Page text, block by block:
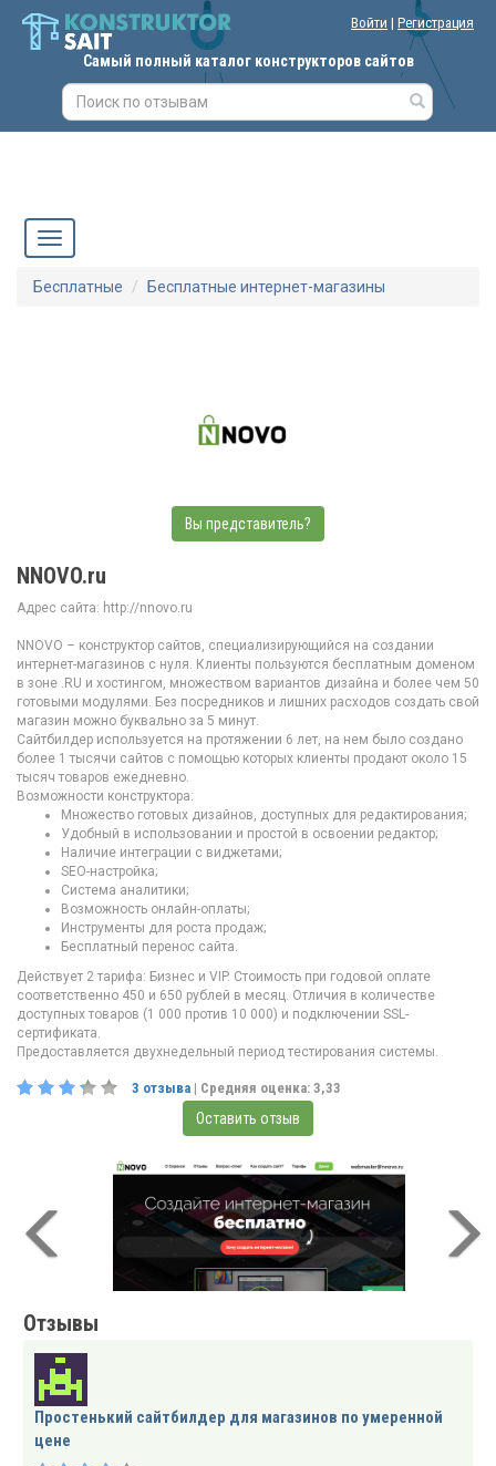
Войти | Регистрация
Самый полный каталог конструкторов сайтов
Бесплатные Бесплатные интернет-магазины
Вы представитель?
NNOVO.ru
Адрес сайта: http://nnovo.ru
NNOVO – конструктор сайтов, специализирующийся на создании
интернет-магазинов с нуля. Клиенты пользуются бесплатным доменом
в зоне .RU и хостингом, множеством вариантов дизайна и более чем 50
готовыми модулями. Без посредников и лишних расходов создать свой
магазин можно буквально за 5 минут.
Сайтбилдер используется на протяжении 6 лет, на нем было создано
более 1 тысячи сайтов с помощью которых клиенты продают около 15
тысяч товаров ежедневно.
Возможности конструктора:
Множество готовых дизайнов, доступных для редактирования;
Удобный в использовании и простой в освоении редактор;
Наличие интеграции с виджетами;
SEO-настройка;
Система аналитики;
Возможность онлайн-оплаты;
Инструменты для роста продаж;
Бесплатный перенос сайта.
Действует 2 тарифа: Бизнес и VIP. Стоимость при годовой оплате
соответственно 450 и 650 рублей в месяц. Отличия в количестве
доступных товаров (1 000 против 10 000) и подключении SSL-
сертификата.
Предоставляется двухнедельный период тестирования системы.
3 отзыва | Средняя оценка: 3,33
Оставить отзыв
Отзывы
Простенький сайтбилдер для магазинов по умеренной
цене